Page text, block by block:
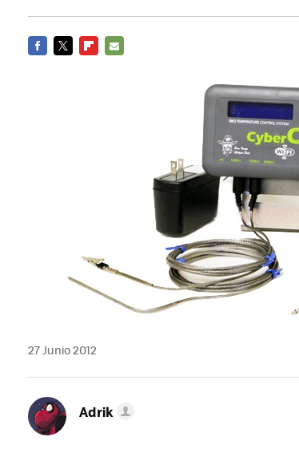
27 Junio 2012
Adrik